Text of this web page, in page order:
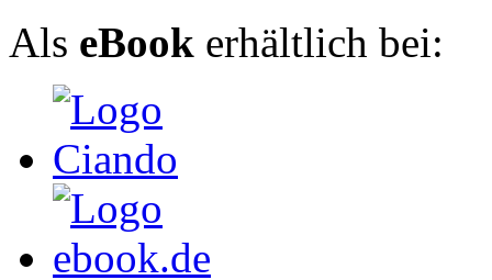
Als eBook erhältlich bei: